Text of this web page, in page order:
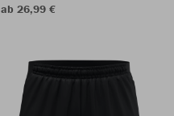
ab 26,99 €